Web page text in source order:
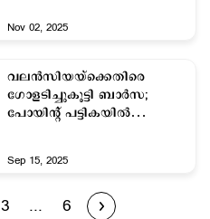
Nov 02, 2025
വലന്‍സിയയ്ക്കെതിരെ
ഗോളടിച്ചുകൂട്ടി ബാര്‍സ;
പോയിന്‍റ് പട്ടികയില്‍
Sep 15, 2025
3 ... 6